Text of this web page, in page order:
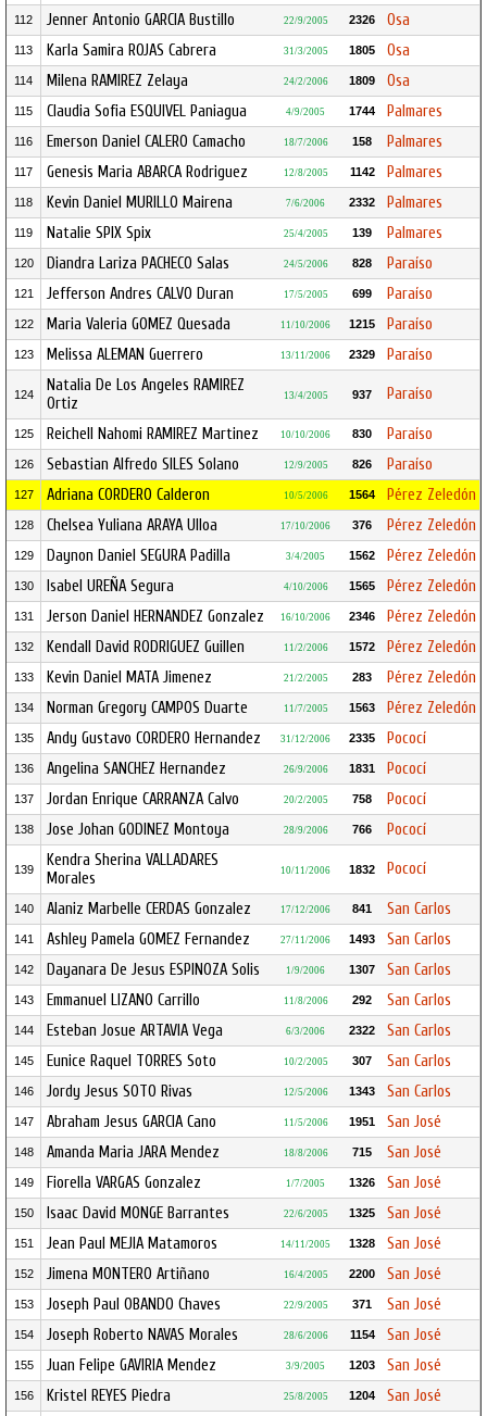
112 Jenner Antonio GARCIA Bustillo 22/9/2005 2326 Osa
113 Karla Samira ROJAS Cabrera 31/3/2005 1805 Osa
114 Milena RAMIREZ Zelaya 24/2/2006 1809 Osa
115 Claudia Sofia ESQUIVEL Paniagua 4/9/2005 1744 Palmares
116 Emerson Daniel CALERO Camacho 18/7/2006 158 Palmares
117 Genesis Maria ABARCA Rodriguez 12/8/2005 1142 Palmares
118 Kevin Daniel MURILLO Mairena 7/6/2006 2332 Palmares
119 Natalie SPIX Spix 25/4/2005 139 Palmares
120 Diandra Lariza PACHECO Salas 24/5/2006 828 Paraíso
121 Jefferson Andres CALVO Duran 17/5/2005 699 Paraíso
122 Maria Valeria GOMEZ Quesada 11/10/2006 1215 Paraíso
123 Melissa ALEMAN Guerrero 13/11/2006 2329 Paraíso
124
Natalia De Los Angeles RAMIREZ
Ortiz
13/4/2005 937 Paraíso
125 Reichell Nahomi RAMIREZ Martinez 10/10/2006 830 Paraíso
126 Sebastian Alfredo SILES Solano 12/9/2005 826 Paraíso
127 Adriana CORDERO Calderon 10/5/2006 1564 Pérez Zeledón
128 Chelsea Yuliana ARAYA Ulloa 17/10/2006 376 Pérez Zeledón
129 Daynon Daniel SEGURA Padilla 3/4/2005 1562 Pérez Zeledón
130 Isabel UREÑA Segura 4/10/2006 1565 Pérez Zeledón
131 Jerson Daniel HERNANDEZ Gonzalez 16/10/2006 2346 Pérez Zeledón
132 Kendall David RODRIGUEZ Guillen 11/2/2006 1572 Pérez Zeledón
133 Kevin Daniel MATA Jimenez 21/2/2005 283 Pérez Zeledón
134 Norman Gregory CAMPOS Duarte 11/7/2005 1563 Pérez Zeledón
135 Andy Gustavo CORDERO Hernandez 31/12/2006 2335 Pococí
136 Angelina SANCHEZ Hernandez 26/9/2006 1831 Pococí
137 Jordan Enrique CARRANZA Calvo 20/2/2005 758 Pococí
138 Jose Johan GODINEZ Montoya 28/9/2006 766 Pococí
139
Kendra Sherina VALLADARES
Morales
10/11/2006 1832 Pococí
140 Alaniz Marbelle CERDAS Gonzalez 17/12/2006 841 San Carlos
141 Ashley Pamela GOMEZ Fernandez 27/11/2006 1493 San Carlos
142 Dayanara De Jesus ESPINOZA Solis 1/9/2006 1307 San Carlos
143 Emmanuel LIZANO Carrillo 11/8/2006 292 San Carlos
144 Esteban Josue ARTAVIA Vega 6/3/2006 2322 San Carlos
145 Eunice Raquel TORRES Soto 10/2/2005 307 San Carlos
146 Jordy Jesus SOTO Rivas 12/5/2006 1343 San Carlos
147 Abraham Jesus GARCIA Cano 11/5/2006 1951 San José
148 Amanda Maria JARA Mendez 18/8/2006 715 San José
149 Fiorella VARGAS Gonzalez 1/7/2005 1326 San José
150 Isaac David MONGE Barrantes 22/6/2005 1325 San José
151 Jean Paul MEJIA Matamoros 14/11/2005 1328 San José
152 Jimena MONTERO Artiñano 16/4/2005 2200 San José
153 Joseph Paul OBANDO Chaves 22/9/2005 371 San José
154 Joseph Roberto NAVAS Morales 28/6/2006 1154 San José
155 Juan Felipe GAVIRIA Mendez 3/9/2005 1203 San José
156 Kristel REYES Piedra 25/8/2005 1204 San José